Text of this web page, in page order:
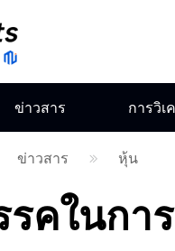
ข่าวสาร การวิเ
ข่าวสาร หุ้น
คในกา